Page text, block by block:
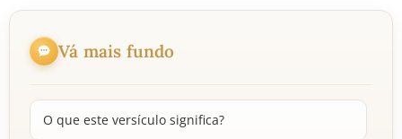
Vá mais fundo
O que este versículo significa?